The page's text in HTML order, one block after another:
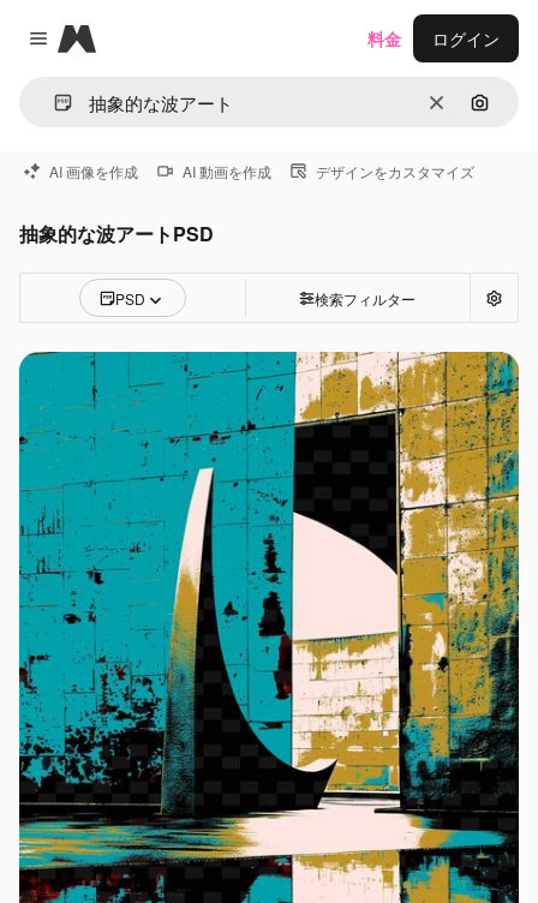
Close menu
Magnific
消去 画像で
料金 ログイン
AI 画像を作成 AI 動画を作成 デザインをカスタマイズ
抽象的な波アートPSD
PSD 検索フィルター